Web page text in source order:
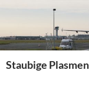
springen
Staubige